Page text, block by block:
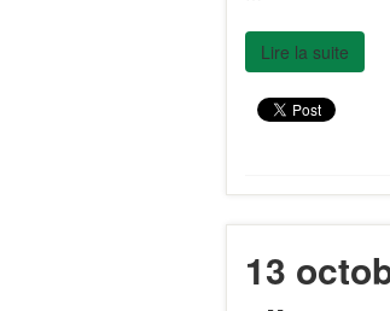
Lire la suite
13